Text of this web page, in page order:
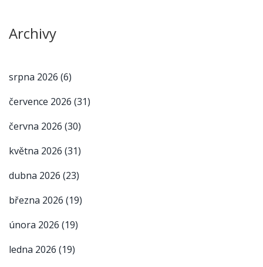
Archivy
srpna 2026 (6)
července 2026 (31)
června 2026 (30)
května 2026 (31)
dubna 2026 (23)
března 2026 (19)
února 2026 (19)
ledna 2026 (19)